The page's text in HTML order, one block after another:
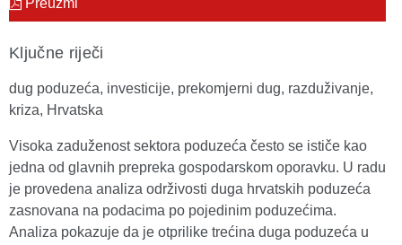
Preuzmi
Ključne riječi
dug poduzeća, investicije, prekomjerni dug, razduživanje,
kriza, Hrvatska
Visoka zaduženost sektora poduzeća često se ističe kao
jedna od glavnih prepreka gospodarskom oporavku. U radu
je provedena analiza održivosti duga hrvatskih poduzeća
zasnovana na podacima po pojedinim poduzećima.
Analiza pokazuje da je otprilike trećina duga poduzeća u